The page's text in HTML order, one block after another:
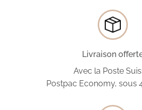
Livraison
Avec la Poste
Postpac Economy, sous